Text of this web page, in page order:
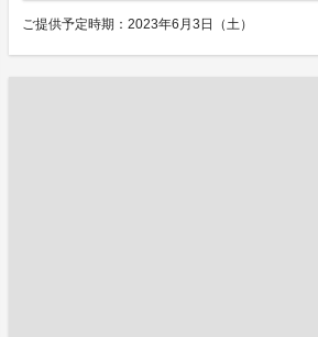
ご提供予定時期：2023年6月3日（土）